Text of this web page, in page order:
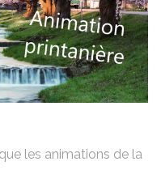
les animations de la